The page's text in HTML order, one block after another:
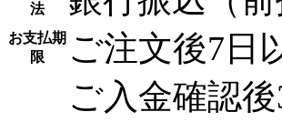
法
お支払期
限
ご注文後7日
ご入金確認